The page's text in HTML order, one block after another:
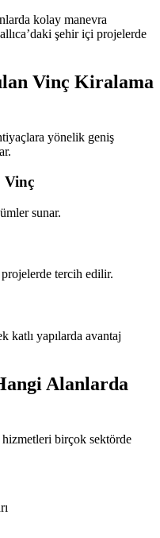
kolay manevra
şehir içi projelerde
Vinç Kiralama
yönelik geniş
Vinç
sunar.
tercih edilir.
katlı yapılarda avantaj
Alanlarda
hizmetleri birçok sektörde